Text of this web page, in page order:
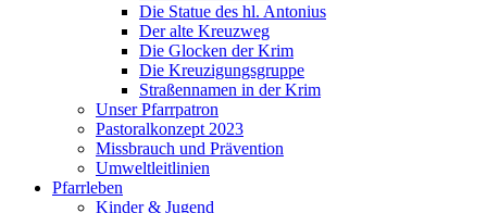
Die Statue des hl. Antonius
Der alte Kreuzweg
Die Glocken der Krim
Die Kreuzigungsgruppe
Straßennamen in der Krim
Unser Pfarrpatron
Pastoralkonzept 2023
Missbrauch und Prävention
Umweltleitlinien
Pfarrleben
Kinder & Jugend